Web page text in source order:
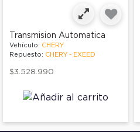
Transmision Automatica
Vehículo: CHERY
Repuesto: CHERY - EXEED
$3.528.990